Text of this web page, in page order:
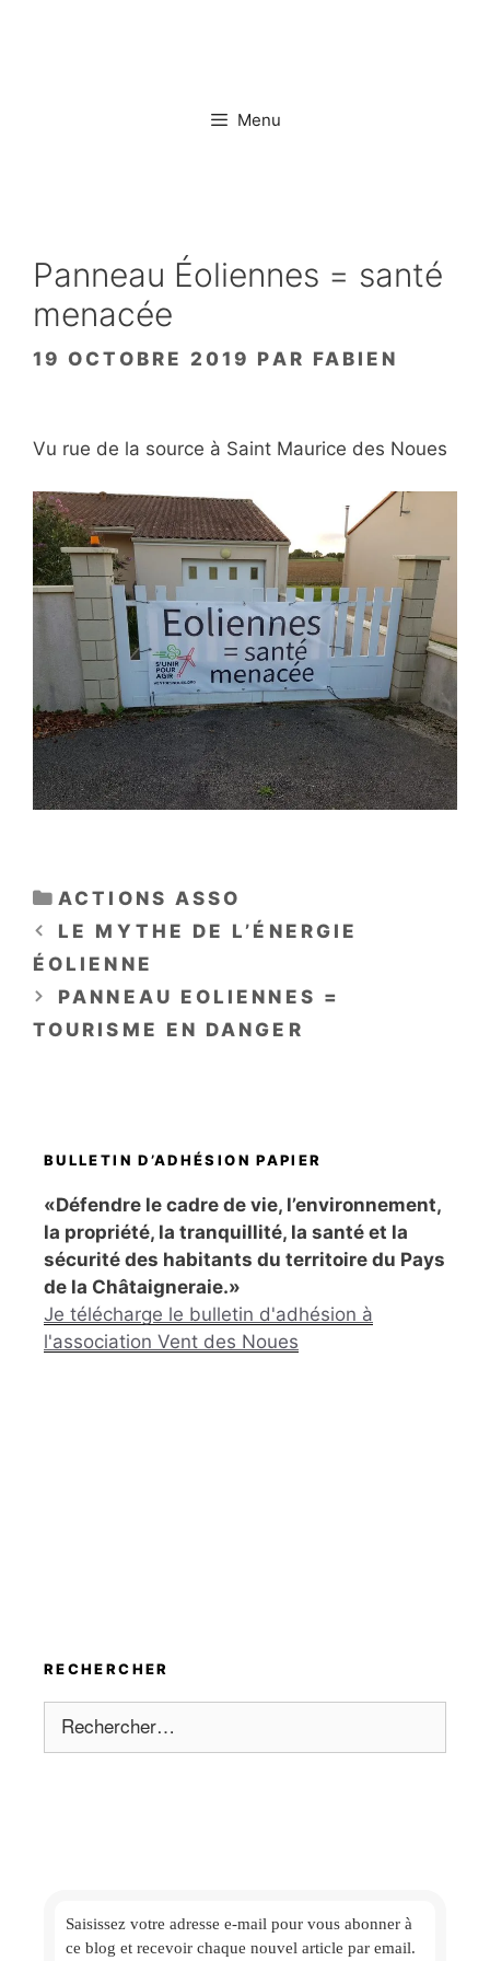
Menu
Panneau Éoliennes = santé
menacée
19 OCTOBRE 2019 PAR FABIEN
Vu rue de la source à Saint Maurice des Noues
CATÉGORIES
ACTIONS ASSO
LE MYTHE DE L’ÉNERGIE
ÉOLIENNE
PANNEAU EOLIENNES =
TOURISME EN DANGER
BULLETIN D’ADHÉSION PAPIER
«Défendre le cadre de vie, l’environnement,
la propriété, la tranquillité, la santé et la
sécurité des habitants du territoire du Pays
de la Châtaigneraie.»
Je télécharge le bulletin d'adhésion à
l'association Vent des Noues
RECHERCHER
Saisissez votre adresse e-mail pour vous abonner à
ce blog et recevoir chaque nouvel article par email.